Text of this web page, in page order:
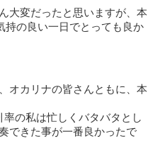
大変だったと思いますが、本
持の良い一日でとっても良か
オカリナの皆さんともに、本
の私は忙しくバタバタとし
できた事が一番良かったで